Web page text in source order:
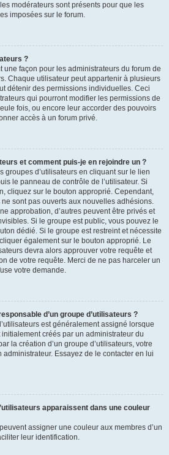
modérateurs sont présents pour que les
imposées sur le forum.
?
une façon pour les administrateurs du forum de
Chaque utilisateur peut appartenir à plusieurs
détenir des permissions individuelles. Ceci
qui pourront modifier les permissions de
fois, ou encore leur accorder des pouvoirs
accès à un forum privé.
et comment puis-je en rejoindre un ?
groupes d’utilisateurs en cliquant sur le lien
le panneau de contrôle de l’utilisateur. Si
cliquez sur le bouton approprié. Cependant,
sont pas ouverts aux nouvelles adhésions.
approbation, d’autres peuvent être privés et
Si le groupe est public, vous pouvez le
dédié. Si le groupe est restreint et nécessite
également sur le bouton approprié. Le
devra alors approuver votre requête et
de votre requête. Merci de ne pas harceler un
votre demande.
d’un groupe d’utilisateurs ?
est généralement assigné lorsque
initialement créés par un administrateur du
la création d’un groupe d’utilisateurs, votre
Essayez de le contacter en lui
apparaissent dans une couleur
assigner une couleur aux membres d’un
leur identification.